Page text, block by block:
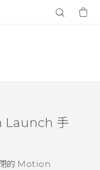
Launch 手
的 Motion